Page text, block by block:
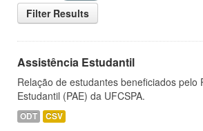
Filter Results
Assistência Estudantil
Relação de estudantes beneficiados pelo
Estudantil (PAE) da UFCSPA.
ODT CSV